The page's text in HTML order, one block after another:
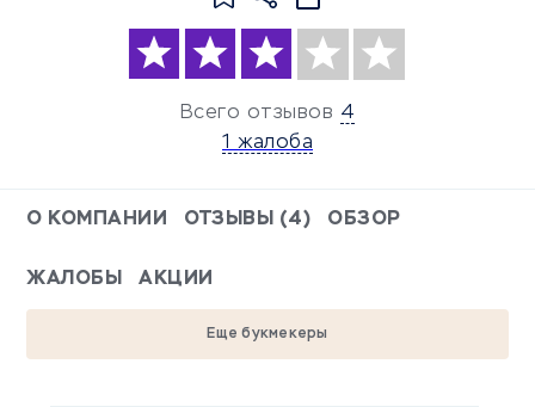
Всего отзывов 4
1 жалоба
О КОМПАНИИ ОТЗЫВЫ (4) ОБЗОР
ЖАЛОБЫ АКЦИИ
Еще букмекеры